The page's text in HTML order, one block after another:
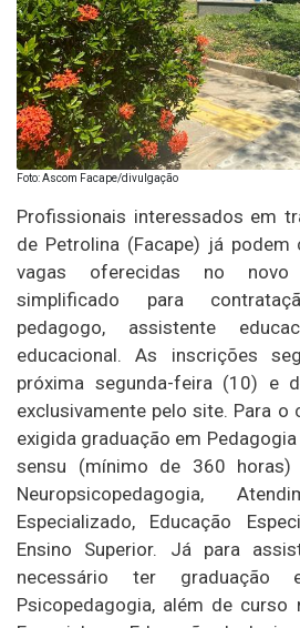
Foto: Ascom Facape/divulgação
Profissionais interessados em
de Petrolina (Facape) já
vagas oferecidas no novo
simplificado para
pedagogo, assistente
educacional. As inscrições
próxima segunda-feira (10) e
exclusivamente pelo site. Para o
exigida graduação em
sensu (mínimo de 360 horas)
Neuropsicopedagogia,
Especializado, Educação
Ensino Superior. Já para
necessário ter graduação
Psicopedagogia, além de curso